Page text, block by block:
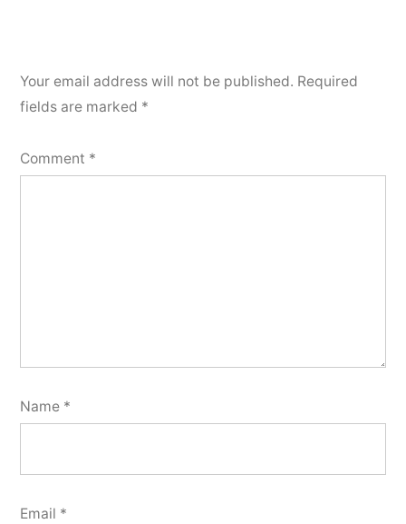
Your email address will not be published. Required
fields are marked *
Comment *
Name *
Email *